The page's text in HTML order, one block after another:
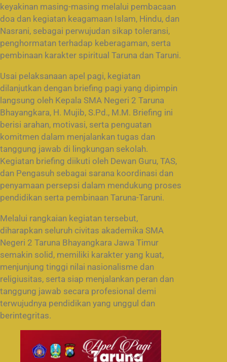
keyakinan masing-masing melalui pembacaan
doa dan kegiatan keagamaan Islam, Hindu, dan
Nasrani, sebagai perwujudan sikap toleransi,
penghormatan terhadap keberagaman, serta
pembinaan karakter spiritual Taruna dan Taruni.
Usai pelaksanaan apel pagi, kegiatan
dilanjutkan dengan briefing pagi yang dipimpin
langsung oleh Kepala SMA Negeri 2 Taruna
Bhayangkara, H. Mujib, S.Pd., M.M. Briefing ini
berisi arahan, motivasi, serta penguatan
komitmen dalam menjalankan tugas dan
tanggung jawab di lingkungan sekolah.
Kegiatan briefing diikuti oleh Dewan Guru, TAS,
dan Pengasuh sebagai sarana koordinasi dan
penyamaan persepsi dalam mendukung proses
pendidikan serta pembinaan Taruna-Taruni.
Melalui rangkaian kegiatan tersebut,
diharapkan seluruh civitas akademika SMA
Negeri 2 Taruna Bhayangkara Jawa Timur
semakin solid, memiliki karakter yang kuat,
menjunjung tinggi nilai nasionalisme dan
religiusitas, serta siap menjalankan peran dan
tanggung jawab secara profesional demi
terwujudnya pendidikan yang unggul dan
berintegritas.